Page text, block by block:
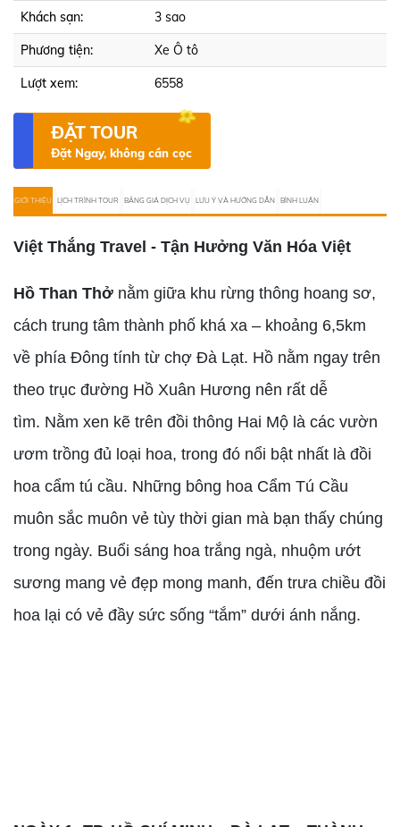
Khách sạn: 3 sao
Phương tiện: Xe Ô tô
Lượt xem: 6558
ĐẶT TOUR
Đặt Ngay, không cần cọc
GIỚI THIỆU LỊCH TRÌNH TOUR BẢNG GIÁ DỊCH VỤ LƯU Ý VÀ HƯỚNG DẪN BÌNH LUẬN
Việt Thắng Travel - Tận Hưởng Văn Hóa Việt
Hồ Than Thở nằm giữa khu rừng thông hoang sơ,
cách trung tâm thành phố khá xa – khoảng 6,5km
về phía Đông tính từ chợ Đà Lạt. Hồ nằm ngay trên
theo trục đường Hồ Xuân Hương nên rất dễ
tìm. Nằm xen kẽ trên đồi thông Hai Mộ là các vườn
ươm trồng đủ loại hoa, trong đó nổi bật nhất là đồi
hoa cẩm tú cầu. Những bông hoa Cẩm Tú Cầu
muôn sắc muôn vẻ tùy thời gian mà bạn thấy chúng
trong ngày. Buổi sáng hoa trắng ngà, nhuộm ướt
sương mang vẻ đẹp mong manh, đến trưa chiều đồi
hoa lại có vẻ đầy sức sống “tắm” dưới ánh nắng.